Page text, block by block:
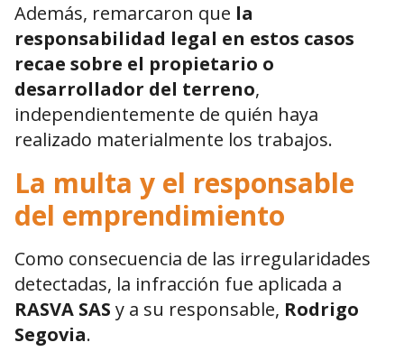
Además, remarcaron que la
responsabilidad legal en estos casos
recae sobre el propietario o
desarrollador del terreno,
independientemente de quién haya
realizado materialmente los trabajos.
La multa y el responsable
del emprendimiento
Como consecuencia de las irregularidades
detectadas, la infracción fue aplicada a
RASVA SAS y a su responsable, Rodrigo
Segovia.